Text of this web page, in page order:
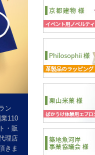
ン
110
・販
理店
きま